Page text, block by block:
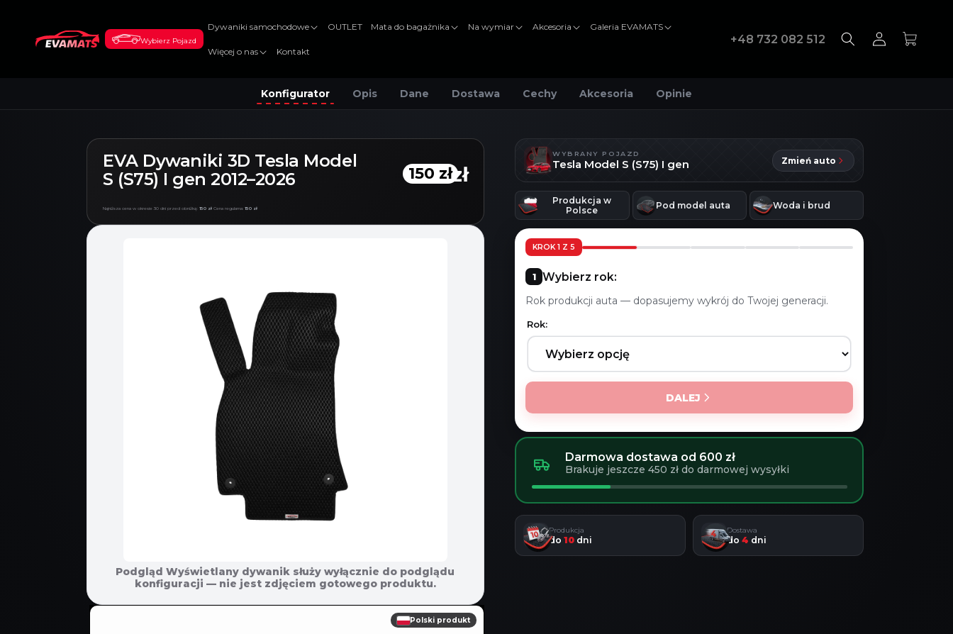
Wybierz Pojazd
Dywaniki samochodowe OUTLET Mata do bagażnika Na wymiar Akcesoria Galeria EVAMATS
Więcej o nas Kontakt
+48 732 082 512
Zaloguj
Koszyk
Konfigurator Opis Dane Dostawa Cechy Akcesoria Opinie
EVA Dywaniki 3D Tesla Model
S (S75) I gen 2012–2026
Najniższa cena w okresie 30 dni przed obniżką: 150 zł Cena regularna: 150 zł
150 zł
150 zł
Podgląd Wyświetlany dywanik służy wyłącznie do podglądu
konfiguracji — nie jest zdjęciem gotowego produktu.
Polski produkt
POMIŃ, ABY
PRZEJŚĆ
DO
WYBRANY POJAZD
Tesla Model S (S75) I gen Zmień auto
Produkcja w
Polsce
Pod model auta Woda i brud
KROK 1 Z 5
Wybierz rok:
Rok produkcji auta — dopasujemy wykrój do Twojej generacji.
Rok:
DALEJ
Darmowa dostawa od 600 zł
Brakuje jeszcze 450 zł do darmowej wysyłki
Produkcja
do10 dni
Dostawa
do4 dni